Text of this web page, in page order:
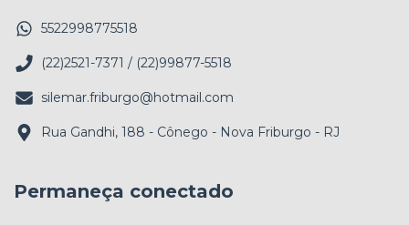
5522998775518
(22)2521-7371 / (22)99877-5518
silemar.friburgo@hotmail.com
Rua Gandhi, 188 - Cônego - Nova Friburgo - RJ
Permaneça conectado